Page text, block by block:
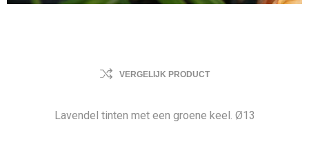
VERGELIJK PRODUCT
Lavendel tinten met een groene keel. Ø13